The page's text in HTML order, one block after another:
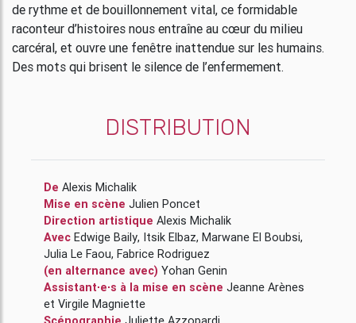
de rythme et de bouillonnement vital, ce formidable
raconteur d’histoires nous entraîne au cœur du milieu
carcéral, et ouvre une fenêtre inattendue sur les humains.
Des mots qui brisent le silence de l’enfermement.
DISTRIBUTION
De
Alexis Michalik
Mise en scène Julien Poncet
Direction artistique
Alexis Michalik
Avec
Edwige Baily, Itsik Elbaz, Marwane El Boubsi,
Julia Le Faou,
Fabrice Rodriguez
(en alternance avec) Yohan Genin
Assistant∙e∙s à la mise en scène Jeanne Arènes
et
Virgile Magniette